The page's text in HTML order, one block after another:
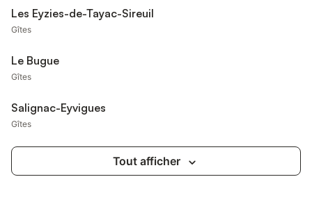
Les Eyzies-de-Tayac-Sireuil
Gîtes
Le Bugue
Gîtes
Salignac-Eyvigues
Gîtes
Tout afficher